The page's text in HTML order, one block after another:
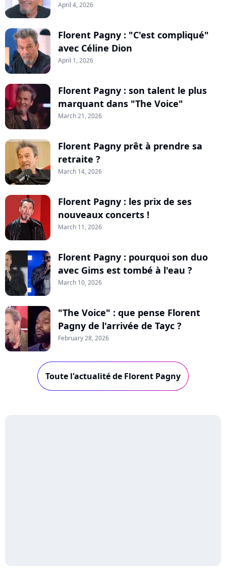
April 4, 2026
Florent Pagny : "C'est compliqué"
avec Céline Dion
April 1, 2026
Florent Pagny : son talent le plus
marquant dans "The Voice"
March 21, 2026
Florent Pagny prêt à prendre sa
retraite ?
March 14, 2026
Florent Pagny : les prix de ses
nouveaux concerts !
March 11, 2026
Florent Pagny : pourquoi son duo
avec Gims est tombé à l'eau ?
March 10, 2026
"The Voice" : que pense Florent
Pagny de l'arrivée de Tayc ?
February 28, 2026
Toute l'actualité de Florent Pagny